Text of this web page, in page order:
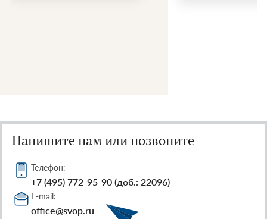
Напишите нам или позвоните
Телефон:
+7 (495) 772-95-90 (доб.: 22096)
E-mail:
office@svop.ru